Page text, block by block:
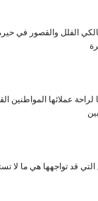
الفلل والقصور في حيرة
عملائها المواطنين
قد تواجهها هي ما لا